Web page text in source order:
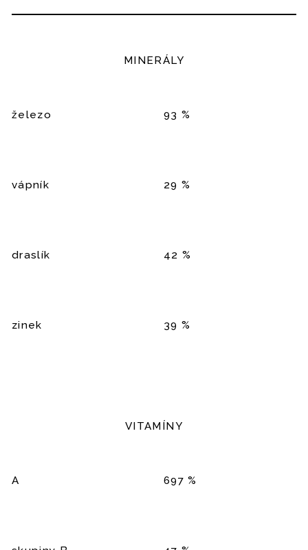
MINERÁLY
železo 93 %
vápník 29 %
draslík 42 %
zinek 39 %
VITAMÍNY
A 697 %